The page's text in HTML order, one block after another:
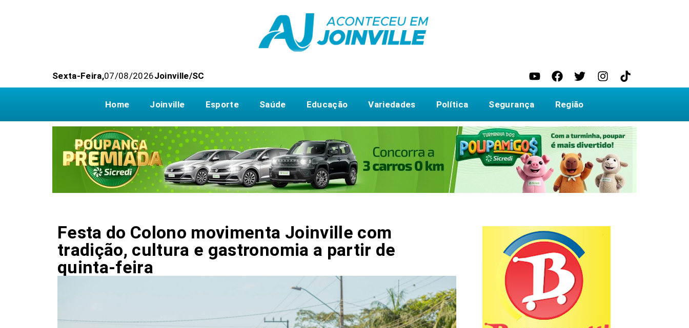
Sexta-Feira,07/08/2026Joinville/SC
Home Joinville Esporte Saúde Educação Variedades Política Segurança Região
Festa do Colono movimenta Joinville com
tradição, cultura e gastronomia a partir de
quinta-feira